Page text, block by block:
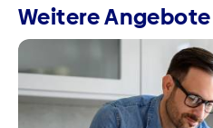
Weitere Angebote